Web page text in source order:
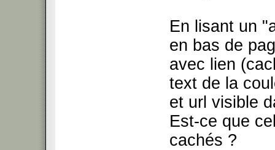
En lisant un
en bas de
avec lien
text de la
et url visible
Est-ce que
cachés ?